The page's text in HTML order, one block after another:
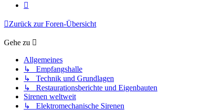
Zurück zur Foren-Übersicht
Gehe zu
Allgemeines
↳ Empfangshalle
↳ Technik und Grundlagen
↳ Restaurationsberichte und Eigenbauten
Sirenen weltweit
↳ Elektromechanische Sirenen